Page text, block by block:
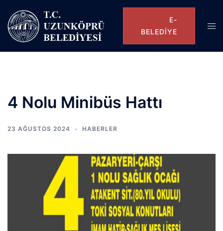
E-
BELEDIYE
4 Nolu Minibüs Hattı
23 AĞUSTOS 2024 HABERLER